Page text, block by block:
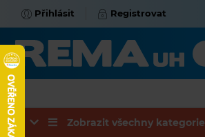
Přihlásit Registrovat
Zobrazit všechny kategorie